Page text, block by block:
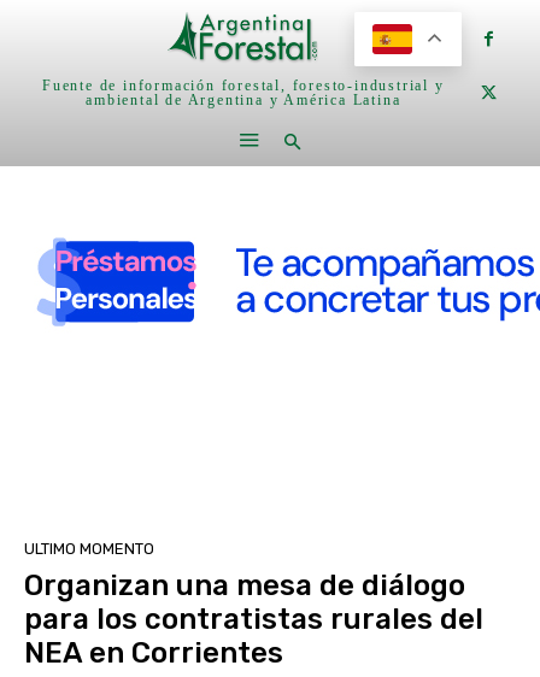
Fuente de información forestal, foresto-industrial y
ambiental de Argentina y América Latina
ULTIMO MOMENTO
Organizan una mesa de diálogo
para los contratistas rurales del
NEA en Corrientes